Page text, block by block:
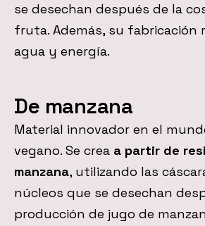
se desechan después de la
fruta. Además, su fabricación
agua y energía.
De manzana
Material innovador en el
vegano. Se crea a partir de
manzana, utilizando las
núcleos que se desechan
producción de jugo de